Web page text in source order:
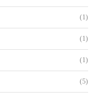
(1)
(1)
(1)
(5)